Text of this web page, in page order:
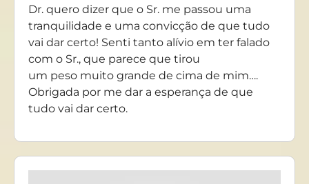
Dr. quero dizer que o Sr. me passou uma
tranquilidade e uma convicção de que tudo
vai dar certo! Senti tanto alívio em ter falado
com o Sr., que parece que tirou
um peso muito grande de cima de mim….
Obrigada por me dar a esperança de que
tudo vai dar certo.